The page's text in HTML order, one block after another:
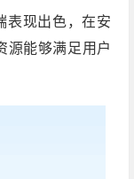
表现出色，在安
源能够满足用户